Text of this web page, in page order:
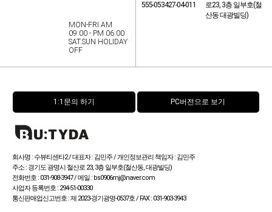
MON-FRI AM
09:00 - PM 06:00
SAT.SUN HOLIDAY
OFF
555-053427-04-011
로23, 3층 일부호(철
산동 대광빌딩)
1:1문의 하기 PC버전으로 보기
회사명 : 수뷰티센타2 / 대표자 : 김민주 / 개인정보관리 책임자 : 김민주
주소 : 경기도 광명시 철산로 23, 3층 일부호(철산동, 대광빌딩)
전화번호 : 031-908-3947 / 메일 : bs0906mj@naver.com
사업자 등록번호 : 294-51-00330
통신판매업신고번호 :제 2023-경기광명-0537호 / FAX : 031-903-3943